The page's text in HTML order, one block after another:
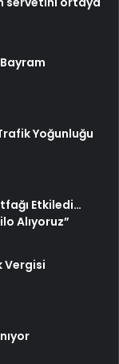
Yoğunluğu
Etkiledi…
Alıyoruz”
Vergisi